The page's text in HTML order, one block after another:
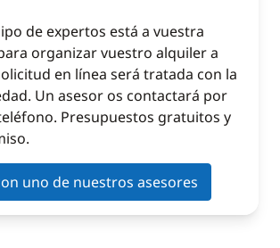
de expertos está a vuestra
organizar vuestro alquiler a
en línea será tratada con la
Un asesor os contactará por
Presupuestos gratuitos y
uno de nuestros asesores